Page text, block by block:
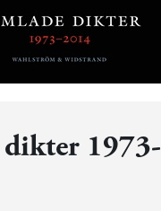
dikter 1973-